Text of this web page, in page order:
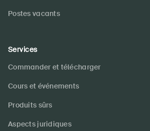
Postes vacants
Services
Commander et télécharger
Cours et événements
Produits sûrs
Aspects juridiques